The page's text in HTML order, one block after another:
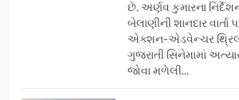
છે. અર્ણવ કુમારના
બેલાણીની શાનદાર
એક્શન-એડવેન્ચર
ગુજરાતી સિનેમામાં
જોવા મળેલી...